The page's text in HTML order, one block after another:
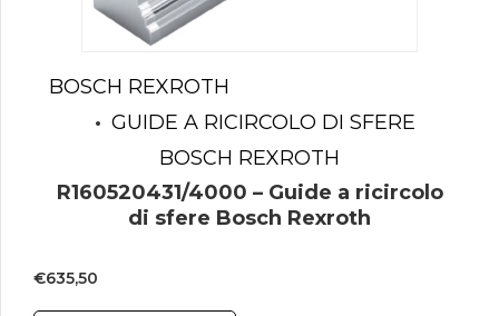
BOSCH REXROTH
GUIDE A RICIRCOLO DI SFERE
BOSCH REXROTH
R160520431/4000 – Guide a ricircolo
di sfere Bosch Rexroth
€635,50